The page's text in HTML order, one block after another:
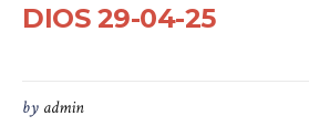
DIOS 29-04-25
by admin